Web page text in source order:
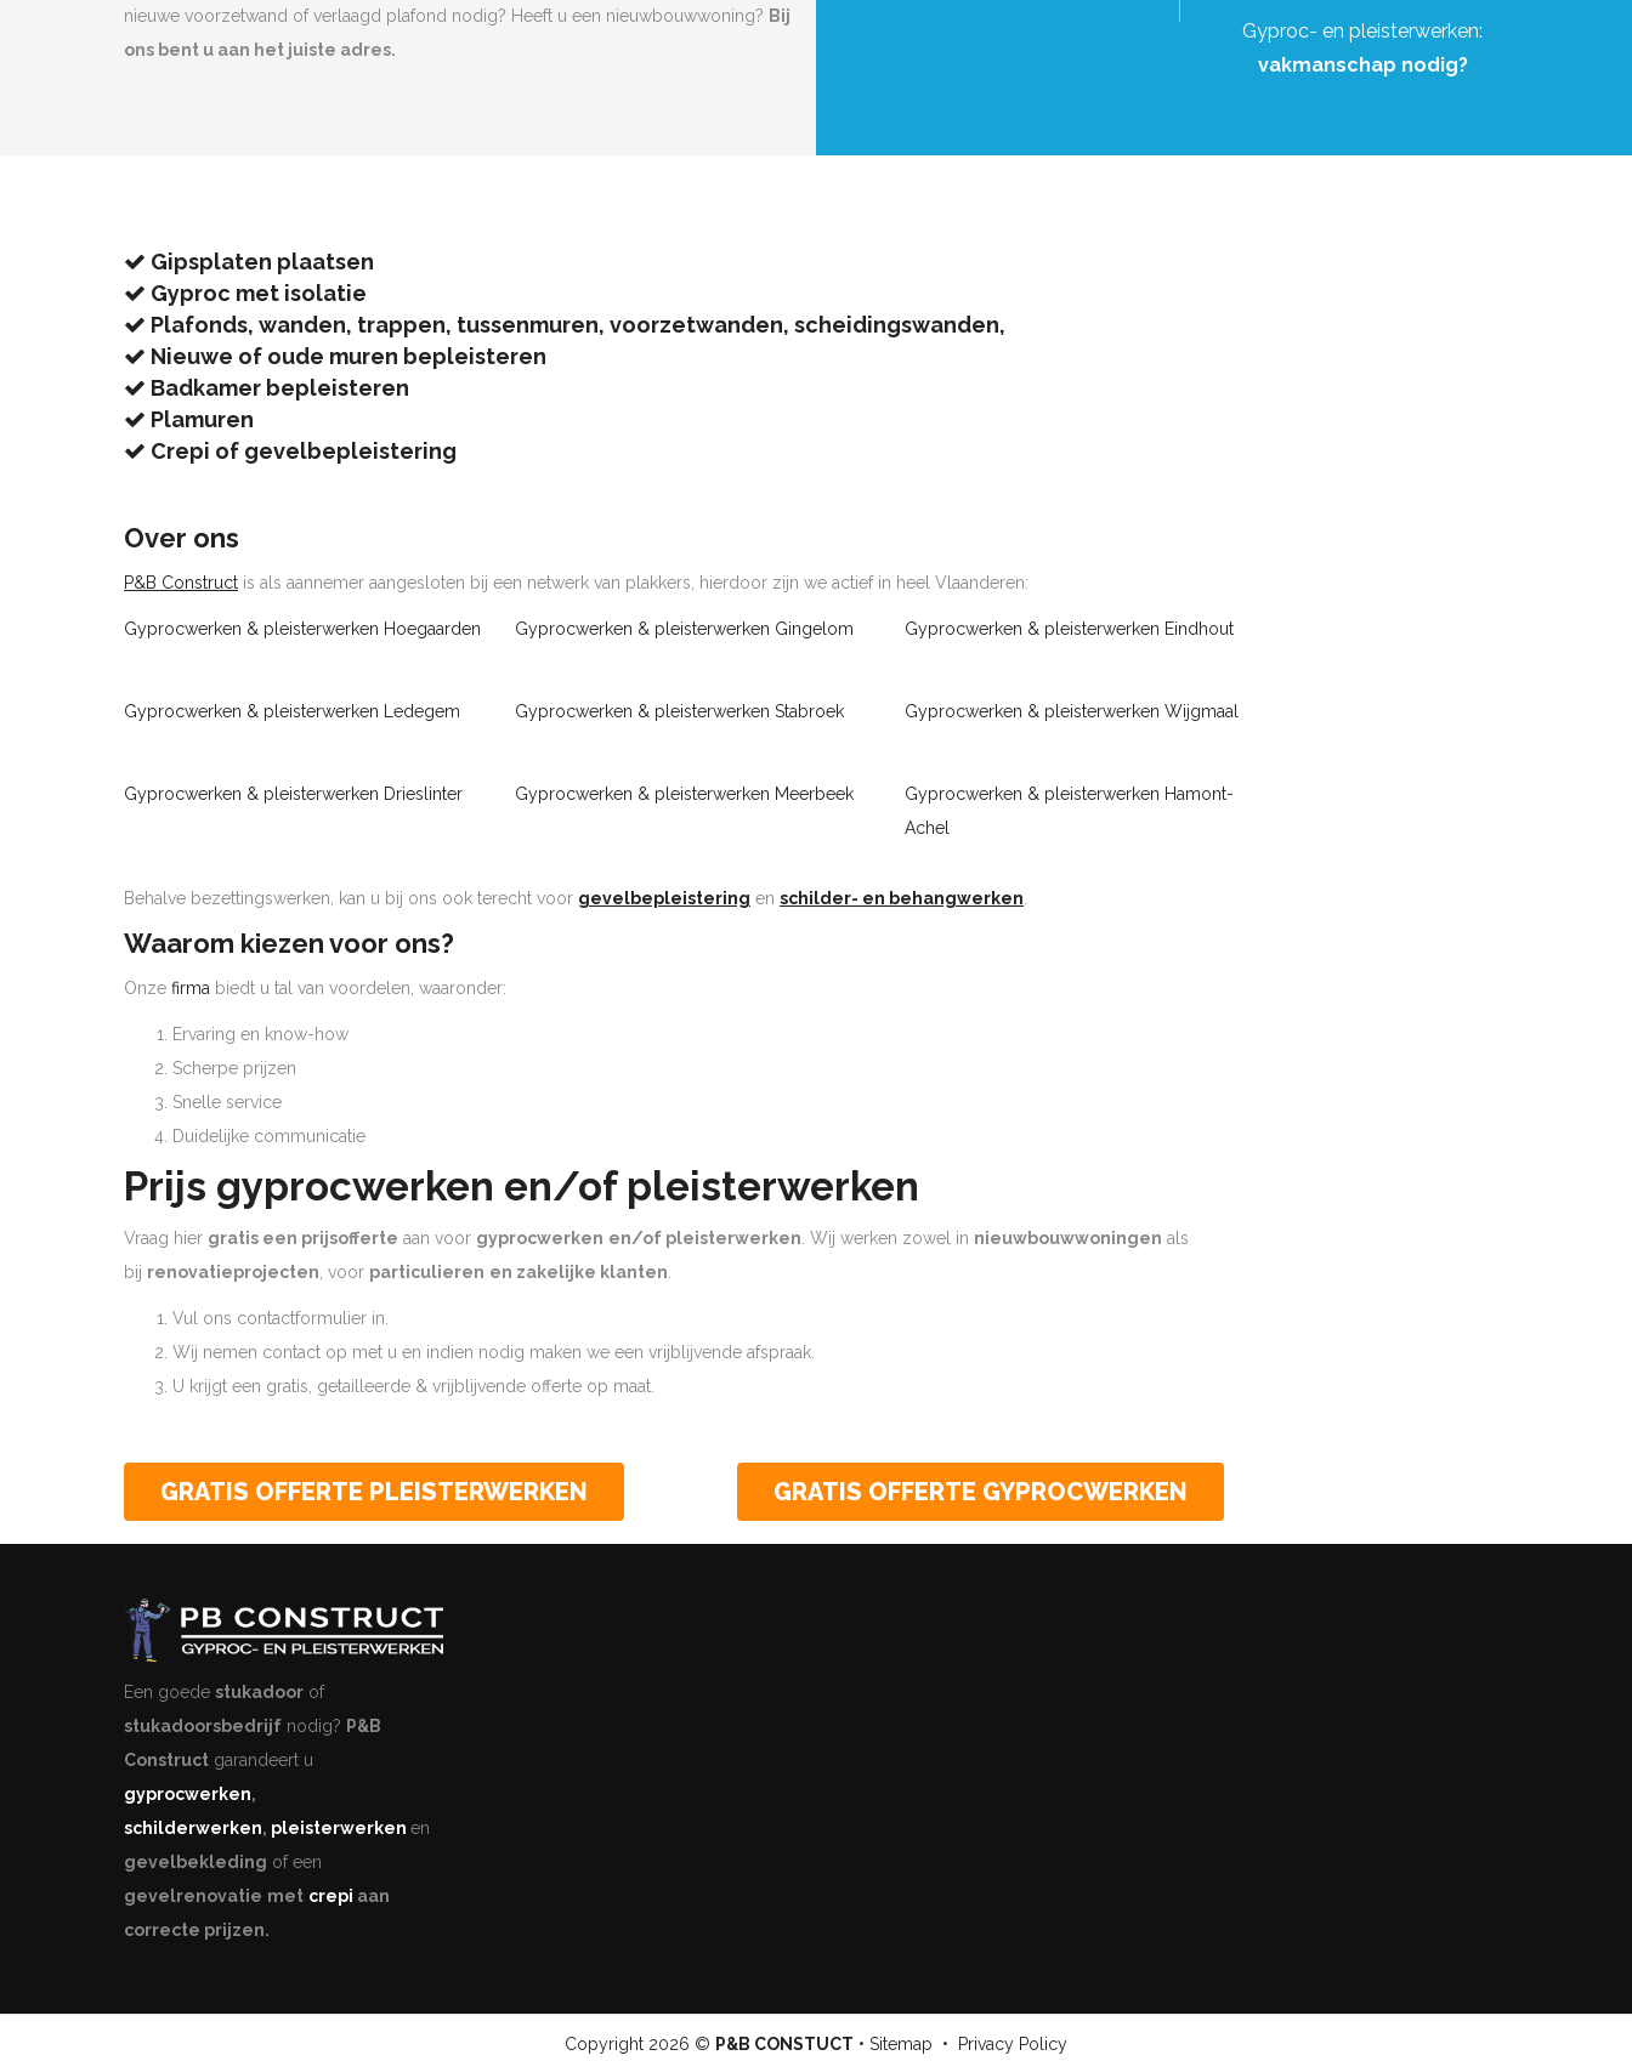
nieuwe voorzetwand of verlaagd plafond nodig? Heeft u een nieuwbouwwoning? Bij
ons bent u aan het juiste adres.
Gyproc- en pleisterwerken:
vakmanschap nodig?
Gipsplaten plaatsen
Gyproc met isolatie
Plafonds, wanden, trappen, tussenmuren, voorzetwanden, scheidingswanden,
Nieuwe of oude muren bepleisteren
Badkamer bepleisteren
Plamuren
Crepi of gevelbepleistering
Over ons
P&B Construct is als aannemer aangesloten bij een netwerk van plakkers, hierdoor zijn we actief in heel Vlaanderen:
Gyprocwerken & pleisterwerken Hoegaarden Gyprocwerken & pleisterwerken Gingelom Gyprocwerken & pleisterwerken Eindhout
Gyprocwerken & pleisterwerken Ledegem Gyprocwerken & pleisterwerken Stabroek Gyprocwerken & pleisterwerken Wijgmaal
Gyprocwerken & pleisterwerken Drieslinter Gyprocwerken & pleisterwerken Meerbeek
Gyprocwerken & pleisterwerken Hamont-
Achel
Behalve bezettingswerken, kan u bij ons ook terecht voor gevelbepleistering en schilder- en behangwerken
Waarom kiezen voor ons?
Onze firma biedt u tal van voordelen, waaronder:
Ervaring en know-how
Scherpe prijzen
Snelle service
Duidelijke communicatie
Prijs gyprocwerken en/of pleisterwerken
Vraag hier gratis een prijsofferte aan voor gyprocwerken en/of pleisterwerken . Wij werken zowel in nieuwbouwwoningen als
bij renovatieprojecten , voor particulieren en zakelijke klanten
Vul ons contactformulier in.
Wij nemen contact op met u en indien nodig maken we een vrijblijvende afspraak.
U krijgt een gratis, getailleerde & vrijblijvende offerte op maat.
GRATIS OFFERTE PLEISTERWERKEN GRATIS OFFERTE GYPROCWERKEN
Een goede stukadoor of
stukadoorsbedrijf nodig? P&B
Construct garandeert u
gyprocwerken,
schilderwerken, pleisterwerken en
gevelbekleding of een
gevelrenovatie met crepi aan
correcte prijzen.
Copyright 2026 © P&B CONSTUCT • Sitemap • Privacy Policy